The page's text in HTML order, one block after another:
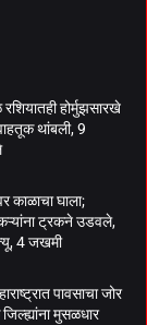
होर्मुझसारखे
थांबली, 9
काळाचा घाला;
ट्रकने उडवले,
4 जखमी
पावसाचा जोर
मुसळधार